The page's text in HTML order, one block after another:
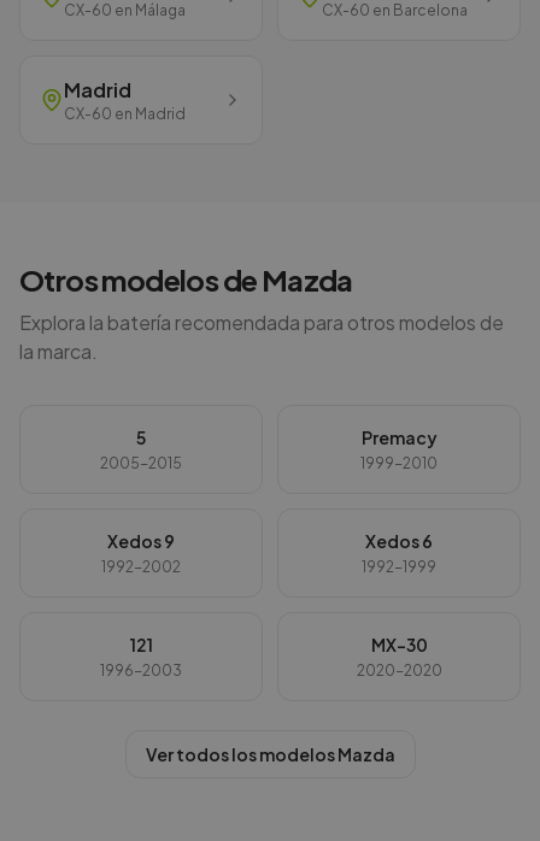
CX-60 en Málaga CX-60 en Barcelona
Madrid
CX-60 en Madrid
Otros modelos de Mazda
Explora la batería recomendada para otros modelos de
la marca.
5
2005-2015
Premacy
1999-2010
Xedos 9
1992-2002
Xedos 6
1992-1999
121
1996-2003
MX-30
2020-2020
Ver todos los modelosMazda